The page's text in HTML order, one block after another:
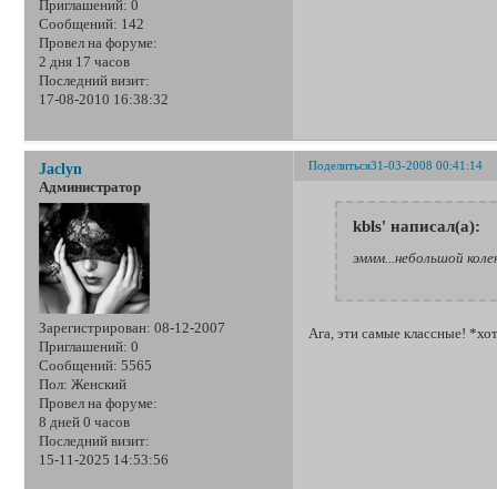
Приглашений: 0
Сообщений: 142
Провел на форуме:
2 дня 17 часов
Последний визит:
17-08-2010 16:38:32
Поделиться31-03-2008 00:41:14
Jaclyn
Администратор
Зарегистрирован: 08-12-2007
Приглашений: 0
Сообщений: 5565
Пол: Женский
Провел на форуме:
8 дней 0 часов
Последний визит:
15-11-2025 14:53:56
kbls' написал(а):
эммм...небольшой
Ага, эти самые классные!